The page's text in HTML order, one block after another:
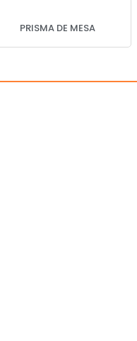
PRISMA DE MESA